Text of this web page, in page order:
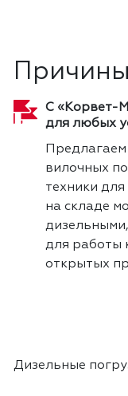
С «Корвет-
для любых
Предлагаем
вилочных
техники
на складе
для работы
открытых
Дизельные